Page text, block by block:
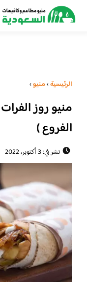
الرئيسية›منيو›
منيو روز
الفروع )
نشر في: 3 أكتوبر، 2022